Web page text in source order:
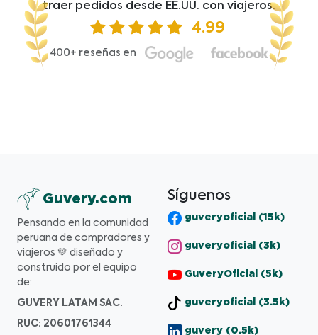
traer pedidos desde EE.UU. con viajeros.
4.99
400+ reseñas en
Guvery.com
Pensando en la comunidad
peruana de compradores y
viajeros 💚 diseñado y
construido por el equipo
de:
GUVERY LATAM SAC.
RUC: 20601761344
Síguenos
guveryoficial (15k)
guveryoficial (3k)
GuveryOficial (5k)
guveryoficial (3.5k)
guvery (0.5k)